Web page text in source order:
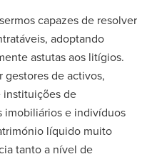
capazes de resolver
adoptando
astutas aos litígios.
de activos,
instituições de
imobiliários e indivíduos
líquido muito
tanto a nível de